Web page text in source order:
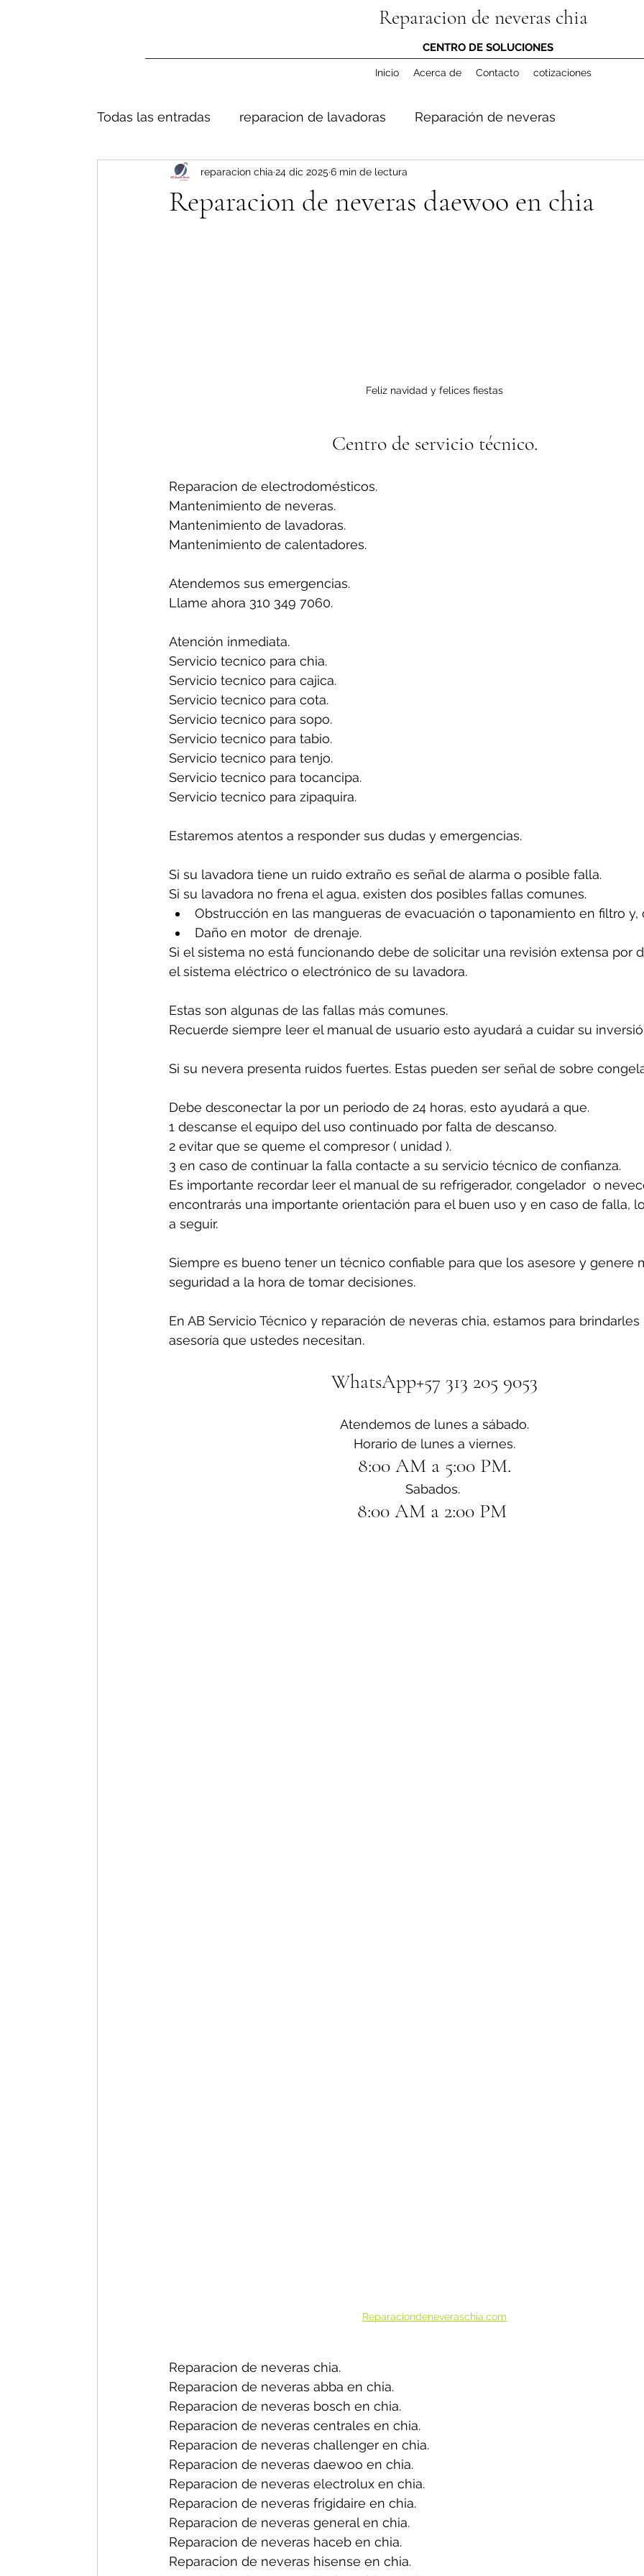
Reparacion de neveras chia
CENTRO DE SOLUCIONES
Inicio Acerca de Contacto cotizaciones
Todas las entradas reparacion de lavadoras Reparación de neveras
Reparacion de neveras daewoo en chia
reparacion chia 24 dic 2025 6 min de lectura
Feliz navidad y felices fiestas
Centro de servicio técnico.
Reparacion de electrodomésticos.
Mantenimiento de neveras.
Mantenimiento de lavadoras.
Mantenimiento de calentadores.
Atendemos sus emergencias.
Llame ahora 310 349 7060.
Atención inmediata.
Servicio tecnico para chia.
Servicio tecnico para cajica.
Servicio tecnico para cota.
Servicio tecnico para sopo.
Servicio tecnico para tabio.
Servicio tecnico para tenjo.
Servicio tecnico para tocancipa.
Servicio tecnico para zipaquira.
Estaremos atentos a responder sus dudas y emergencias.
Si su lavadora tiene un ruido extraño es señal de alarma o posible falla.
Si su lavadora no frena el agua, existen dos posibles fallas comunes.
Obstrucción en las mangueras de evacuación o taponamiento en filtro y,
Daño en motor  de drenaje.
Si el sistema no está funcionando debe de solicitar una revisión extensa por
el sistema eléctrico o electrónico de su lavadora.
Estas son algunas de las fallas más comunes.
Recuerde siempre leer el manual de usuario esto ayudará a cuidar su
Si su nevera presenta ruidos fuertes. Estas pueden ser señal de sobre
Debe desconectar la por un periodo de 24 horas, esto ayudará a que.
1 descanse el equipo del uso continuado por falta de descanso.
2 evitar que se queme el compresor ( unidad ).
3 en caso de continuar la falla contacte a su servicio técnico de confianza.
Es importante recordar leer el manual de su refrigerador, congelador  o
encontrarás una importante orientación para el buen uso y en caso de falla,
a seguir.
Siempre es bueno tener un técnico confiable para que los asesore y genere
seguridad a la hora de tomar decisiones.
En AB Servicio Técnico y reparación de neveras chia, estamos para
asesoría que ustedes necesitan.
WhatsApp+57 313 205 9053
Atendemos de lunes a sábado.
Horario de lunes a viernes.
8:00 AM a 5:00 PM.
Sabados.
8:00 AM a 2:00 PM
Reparaciondeneveraschia.com
Reparacion de neveras chia.
Reparacion de neveras abba en chia.
Reparacion de neveras bosch en chia.
Reparacion de neveras centrales en chia.
Reparacion de neveras challenger en chia.
Reparacion de neveras daewoo en chia.
Reparacion de neveras electrolux en chia.
Reparacion de neveras frigidaire en chia.
Reparacion de neveras general en chia.
Reparacion de neveras haceb en chia.
Reparacion de neveras hisense en chia.